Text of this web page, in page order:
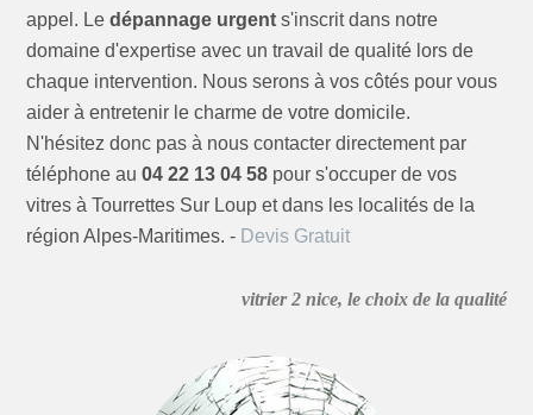
appel. Ledépannage urgent s'inscrit dans notre
domaine d'expertise avec un travail de qualité lors de
chaque intervention. Nous serons à vos côtés pour vous
aider à entretenir le charme de votre domicile.
N'hésitez donc pas à nous contacter directement par
téléphone au04 22 13 04 58 pour s'occuper de vos
vitres à Tourrettes Sur Loup et dans les localités de la
région Alpes-Maritimes. - Devis Gratuit
vitrier 2 nice, le choix de la qualité